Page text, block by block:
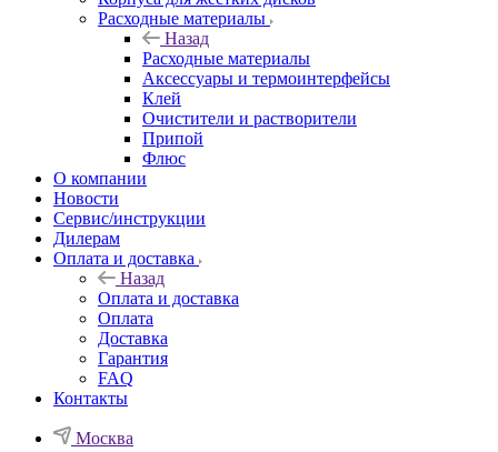
Расходные материалы
Назад
Расходные материалы
Аксессуары и термоинтерфейсы
Клей
Очистители и растворители
Припой
Флюс
О компании
Новости
Сервис/инструкции
Дилерам
Оплата и доставка
Назад
Оплата и доставка
Оплата
Доставка
Гарантия
FAQ
Контакты
Москва